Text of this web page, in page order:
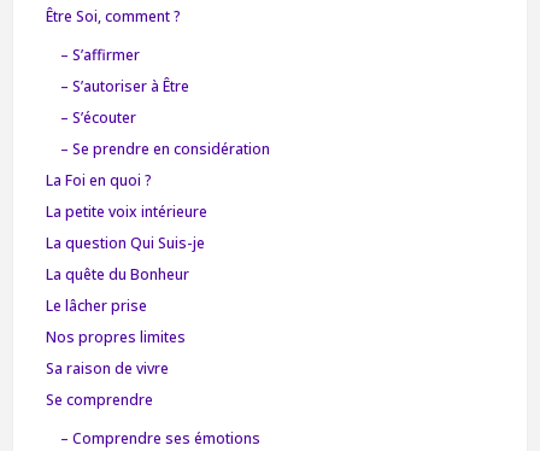
Être Soi, comment ?
– S’affirmer
– S’autoriser à Être
– S’écouter
– Se prendre en considération
La Foi en quoi ?
La petite voix intérieure
La question Qui Suis-je
La quête du Bonheur
Le lâcher prise
Nos propres limites
Sa raison de vivre
Se comprendre
– Comprendre ses émotions